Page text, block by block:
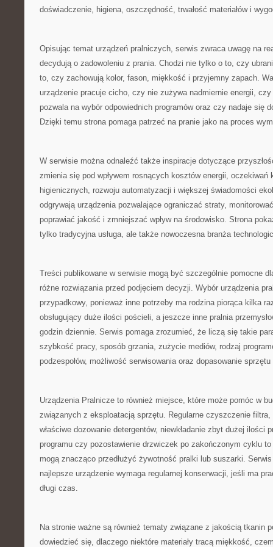
doświadczenie, higiena, oszczędność, trwałość materiałów i
Opisując temat urządzeń pralniczych, serwis zwraca uwagę na
decydują o zadowoleniu z prania. Chodzi nie tylko o to, czy
to, czy zachowują kolor, fason, miękkość i przyjemny zapach.
urządzenie pracuje cicho, czy nie zużywa nadmiernie energii, czy
pozwala na wybór odpowiednich programów oraz czy nadaje się
Dzięki temu strona pomaga patrzeć na pranie jako na proces
W serwisie można odnaleźć także inspiracje dotyczące
zmienia się pod wpływem rosnących kosztów energii, oczekiwań
higienicznych, rozwoju automatyzacji i większej świadomości
odgrywają urządzenia pozwalające ograniczać straty,
poprawiać jakość i zmniejszać wpływ na środowisko. Strona
tylko tradycyjna usługa, ale także nowoczesna branża
Treści publikowane w serwisie mogą być szczególnie pomocne
różne rozwiązania przed podjęciem decyzji. Wybór urządzenia
przypadkowy, ponieważ inne potrzeby ma rodzina piorąca kilka
obsługujący duże ilości pościeli, a jeszcze inne pralnia
godzin dziennie. Serwis pomaga zrozumieć, że liczą się takie
szybkość pracy, sposób grzania, zużycie mediów, rodzaj
podzespołów, możliwość serwisowania oraz dopasowanie
Urządzenia Pralnicze to również miejsce, które może pomóc w
związanych z eksploatacją sprzętu. Regularne czyszczenie
właściwe dozowanie detergentów, niewkładanie zbyt dużej ilości
programu czy pozostawienie drzwiczek po zakończonym cyklu to
mogą znacząco przedłużyć żywotność pralki lub suszarki.
najlepsze urządzenie wymaga regularnej konserwacji, jeśli ma
długi czas.
Na stronie ważne są również tematy związane z jakością tkanin
dowiedzieć się, dlaczego niektóre materiały tracą miękkość,